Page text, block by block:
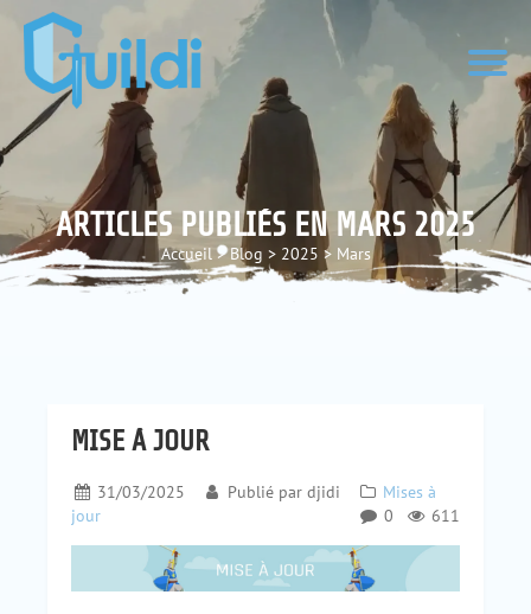
ARTICLES PUBLIÉS EN MARS 2025
Accueil > Blog > 2025 > Mars
MISE À JOUR
31/03/2025 Publié par djidi
Mises à
jour
611
0